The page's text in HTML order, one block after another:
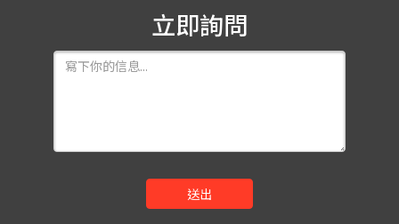
立即詢問
送出